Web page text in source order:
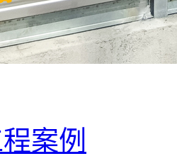
案例